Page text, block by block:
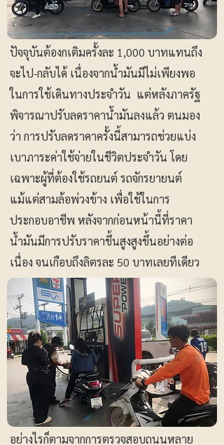
ปัจจุบันต้องกเติมครั้งละ 1,000 บาทแทนถึง
จะไป-กลับได้ เนื่องจากน้ำมันมีไม่เพียงพอ
ในการใช้เดินทางประจำวัน แต่หลังภาครัฐ
พิจารณาปรับลดราคาน้ำมันลงแล้ว ตนมอง
ว่า การปรับลดราคาครั้งนี้สามารถช่วยแบ่ง
เบาภาระค่าใช้จ่ายในชีวิตประจำวัน โดย
เฉพาะผู้ที่ต้องใช้รถยนต์ รถจักรยายนต์
แม้แต่สามล้อพ่วงข้าง เพื่อใช้ในการ
ประกอบอาชีพ หลังจากก่อนหน้านี้ที่ราคา
น้ำมันมีการปรับราคาขึ้นสูงสูงขึ้นอย่างต่อ
เนื่อง จนเกือบถึงลิตรละ 50 บาทเลยทีเดียว
อย่างไรก็ตามจากการตรวจสอบถนนหลาย